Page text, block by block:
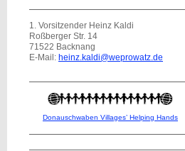
1. Vorsitzender Heinz Kaldi
Roßberger Str. 14
71522 Backnang
E-Mail: heinz.kaldi@weprowatz.de
Donauschwaben Villages’ Helping Hands